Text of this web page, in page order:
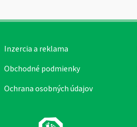
Inzercia a reklama
Obchodné podmienky
Ochrana osobných údajov